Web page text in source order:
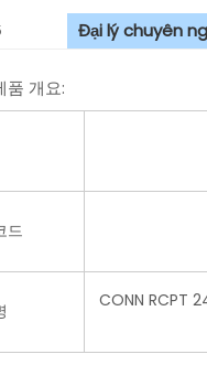
Đại lý chuyên
품 개요:
드
CONN RCPT